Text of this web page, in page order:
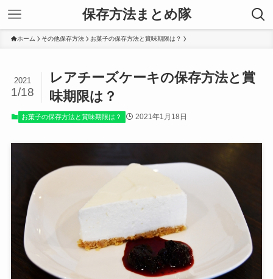
保存方法まとめ隊
ホーム その他保存方法 お菓子の保存方法と賞味期限は？
レアチーズケーキの保存方法と賞
味期限は？
2021
1/18
お菓子の保存方法と賞味期限は？ 2021年1月18日